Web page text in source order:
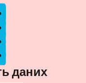
даних